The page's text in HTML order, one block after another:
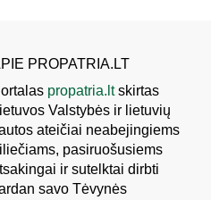
PROPATRIA.LT
propatria.ltskirtas
Valstybės ir lietuvių
ateičiai neabejingiems
pasiruošusiems
ir sutelktai dirbti
savo Tėvynės